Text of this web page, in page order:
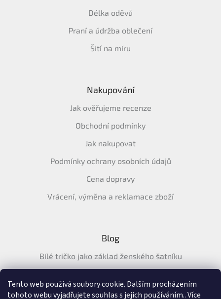
Tento web používá soubory cookie. Dalším procházením
tohoto webu vyjadřujete souhlas s jejich používáním.. Více
Délka oděvů
Praní a údržba oblečení
Šití na míru
Nakupování
Jak ověřujeme recenze
Obchodní podmínky
Jak nakupovat
Podmínky ochrany osobních údajů
Cena dopravy
Vrácení, výměna a reklamace zboží
Blog
Bílé tričko jako základ ženského šatníku
tričko na léto